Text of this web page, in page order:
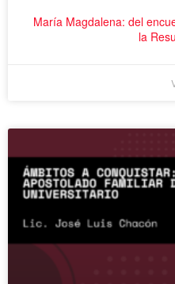
María Magdalena: del
la